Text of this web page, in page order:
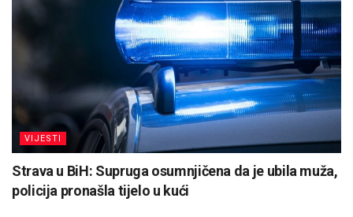
VIJESTI
Strava u BiH: Supruga osumnjičena da je ubila muža,
policija pronašla tijelo u kući